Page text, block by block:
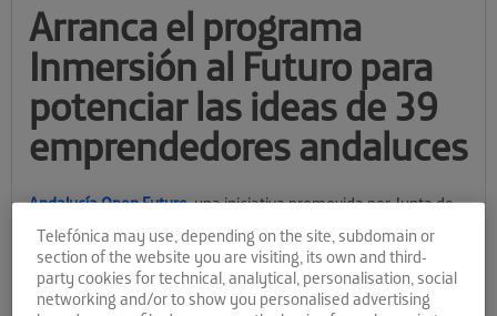
Arranca el programa
Inmersión al Futuro para
potenciar las ideas de 39
emprendedores andaluces
Andalucía Open Future, una iniciativa promovida por Junta de
Andalucía y Telefónica para el impulso del emprendimiento
basado en la innovación, arranca hoy enPriego de Córdoba
programa de becas de veranoInmersión al Futuro. Esta
iniciativa, orientada a potenciar las habilidades y competencias
Telefónica may use, depending on the site, subdomain or
section of the website you are visiting, its own and third-
party cookies for technical, analytical, personalisation, social
networking and/or to show you personalised advertising